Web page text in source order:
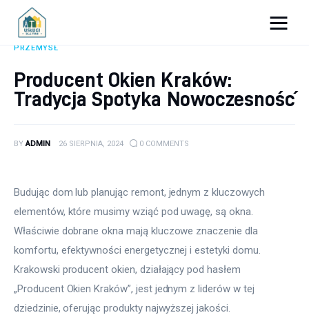
Prowadzenie firmy
Urządzanie biura
Marketing firm
Atrakcje
Prawo
Pozostałe
PRZEMYSŁ
Producent Okien Kraków:
Tradycja Spotyka Nowoczesność
BY ADMIN 26 SIERPNIA, 2024 0 COMMENTS
Budując dom lub planując remont, jednym z kluczowych
elementów, które musimy wziąć pod uwagę, są okna.
Właściwie dobrane okna mają kluczowe znaczenie dla
komfortu, efektywności energetycznej i estetyki domu.
Krakowski producent okien, działający pod hasłem
„Producent Okien Kraków”, jest jednym z liderów w tej
dziedzinie, oferując produkty najwyższej jakości.